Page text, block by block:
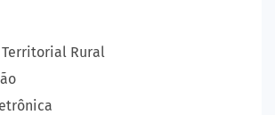
Territorial Rural